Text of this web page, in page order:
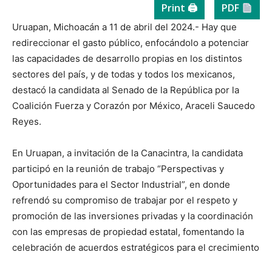
Print 🖨 PDF
Uruapan, Michoacán a 11 de abril del 2024.- Hay que
redireccionar el gasto público, enfocándolo a potenciar
las capacidades de desarrollo propias en los distintos
sectores del país, y de todas y todos los mexicanos,
destacó la candidata al Senado de la República por la
Coalición Fuerza y Corazón por México, Araceli Saucedo
Reyes.
En Uruapan, a invitación de la Canacintra, la candidata
participó en la reunión de trabajo “Perspectivas y
Oportunidades para el Sector Industrial”, en donde
refrendó su compromiso de trabajar por el respeto y
promoción de las inversiones privadas y la coordinación
con las empresas de propiedad estatal, fomentando la
celebración de acuerdos estratégicos para el crecimiento